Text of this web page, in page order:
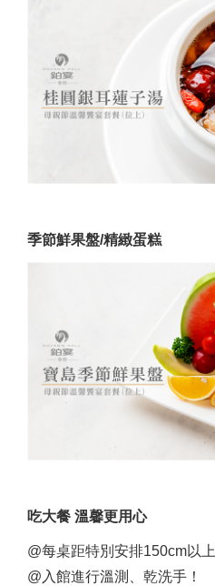
季節鮮果盤/精緻蛋糕
吃大餐 溫馨更用心
@每桌距特別安排150cm以上
@入館進行溫測、乾洗手！